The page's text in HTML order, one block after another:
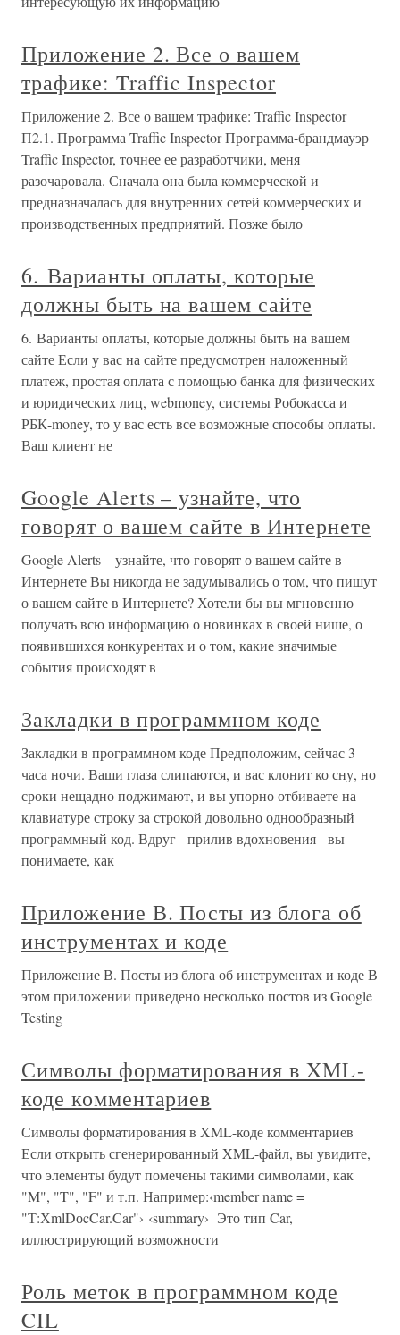
Приложение 2. Все о вашем
трафике: Traffic Inspector
Приложение 2. Все о вашем трафике: Traffic Inspector
П2.1. Программа Traffic Inspector Программа-брандмауэр
Traffic Inspector, точнее ее разработчики, меня
разочаровала. Сначала она была коммерческой и
предназначалась для внутренних сетей коммерческих и
производственных предприятий. Позже было
6. Варианты оплаты, которые
должны быть на вашем сайте
6. Варианты оплаты, которые должны быть на вашем
сайте Если у вас на сайте предусмотрен наложенный
платеж, простая оплата с помощью банка для физических
и юридических лиц, webmoney, системы Робокасса и
РБК-money, то у вас есть все возможные способы оплаты.
Ваш клиент не
Google Alerts – узнайте, что
говорят о вашем сайте в Интернете
Google Alerts – узнайте, что говорят о вашем сайте в
Интернете Вы никогда не задумывались о том, что пишут
о вашем сайте в Интернете? Хотели бы вы мгновенно
получать всю информацию о новинках в своей нише, о
появившихся конкурентах и о том, какие значимые
события происходят в
Закладки в программном коде
Закладки в программном коде Предположим, сейчас 3
часа ночи. Ваши глаза слипаются, и вас клонит ко сну, но
сроки нещадно поджимают, и вы упорно отбиваете на
клавиатуре строку за строкой довольно однообразный
программный код. Вдруг - прилив вдохновения - вы
понимаете, как
Приложение В. Посты из блога об
инструментах и коде
Приложение В. Посты из блога об инструментах и коде В
этом приложении приведено несколько постов из Google
Testing
Символы форматирования в XML-
коде комментариев
Символы форматирования в XML-коде комментариев
Если открыть сгенерированный XML-файл, вы увидите,
что элементы будут помечены такими символами, как
"M", "T", "F" и т.п. Например:‹member name =
"Т:ХmlDоcCar.Car"› ‹summary› Это тип Car,
иллюстрирующий возможности
Роль меток в программном коде
CIL